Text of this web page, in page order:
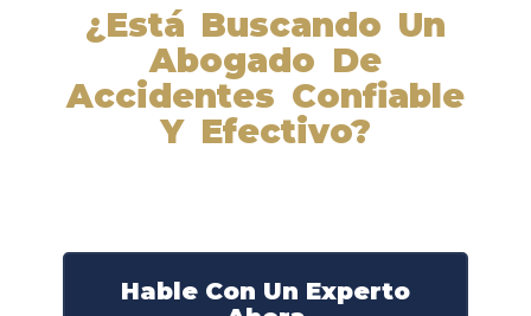
¿Está Buscando Un
Abogado De
Accidentes Confiable
Y Efectivo?
Hable Con Un Experto